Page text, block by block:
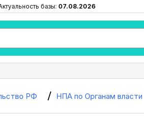
базы: 07.08.2026
РФ НПА по Органам власти